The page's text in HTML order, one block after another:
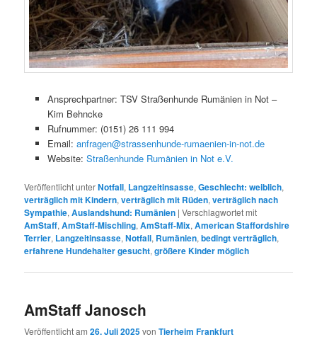
Ansprechpartner: TSV Straßenhunde Rumänien in Not –
Kim Behncke
Rufnummer: (0151) 26 111 994
Email: anfragen@strassenhunde-rumaenien-in-not.de
Website: Straßenhunde Rumänien in Not e.V.
Veröffentlicht unterNotfall, Langzeitinsasse,Geschlecht: weiblich,
verträglich mit Kindern,verträglich mit Rüden,verträglich nach
Sympathie,Auslandshund: Rumänien |Verschlagwortet mit
AmStaff,AmStaff-Mischling,AmStaff-Mix,American Staffordshire
Terrier, Langzeitinsasse,Notfall, Rumänien,bedingt verträglich,
erfahrene Hundehalter gesucht,größere Kinder möglich
AmStaff Janosch
Veröffentlicht am26. Juli 2025vonTierheim Frankfurt